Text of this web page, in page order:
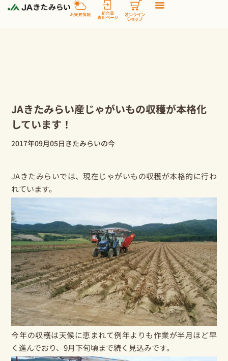
JAきたみらい産じゃがいもの収穫が本格化
しています！
2017年09月05日 きたみらいの今
JAきたみらいでは、現在じゃがいもの収穫が本格的に行わ
れています。
今年の収穫は天候に恵まれて例年よりも作業が半月ほど早
く進んでおり、9月下旬頃まで続く見込みです。